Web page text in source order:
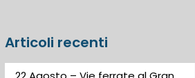
Articoli recenti